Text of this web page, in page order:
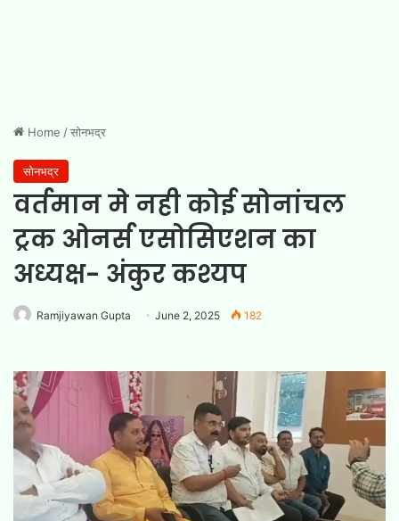
Home /सोनभद्र
सोनभद्र
वर्तमान मे नही कोई सोनांचल
ट्रक ओनर्स एसोसिएशन का
अध्यक्ष- अंकुर कश्यप
Ramjiyawan Gupta June 2, 2025 182